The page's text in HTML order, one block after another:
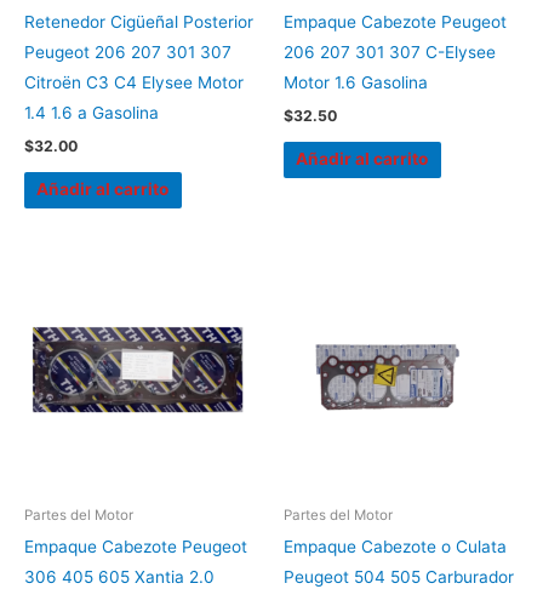
Retenedor Cigüeñal Posterior
Peugeot 206 207 301 307
Citroën C3 C4 Elysee Motor
1.4 1.6 a Gasolina
$32.00
Añadir al carrito
Empaque Cabezote Peugeot
206 207 301 307 C-Elysee
Motor 1.6 Gasolina
$32.50
Añadir al carrito
Partes del Motor
Empaque Cabezote Peugeot
306 405 605 Xantia 2.0
Partes del Motor
Empaque Cabezote o Culata
Peugeot 504 505 Carburador